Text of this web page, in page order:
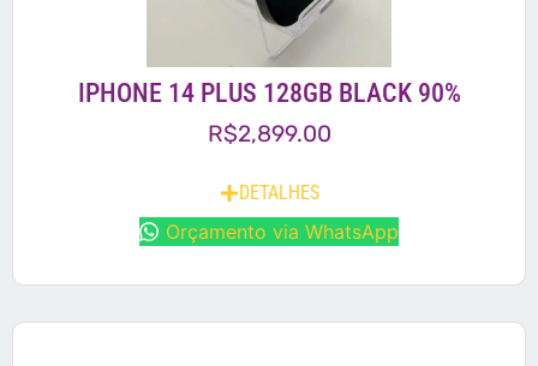
IPHONE 14 PLUS 128GB BLACK 90%
R$2,899.00
DETALHES
Orçamento via WhatsApp